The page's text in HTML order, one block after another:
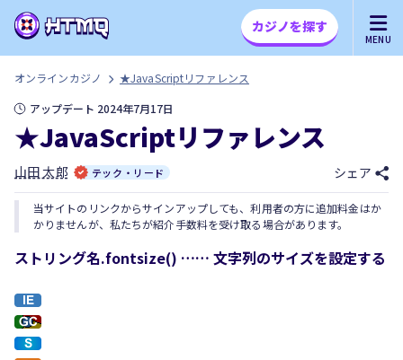
MENU
カジノを探す
オンラインカジノ
★JavaScriptリファレンス
アップデート 2024年7月17日
★JavaScriptリファレンス
山田 太郎 テック・リード シェア
当サイトのリンクからサインアップしても、利用者の方に追加料金はか
かりませんが、私たちが紹介手数料を受け取る場合があります。
ストリング名.fontsize() …… 文字列のサイズを設定する